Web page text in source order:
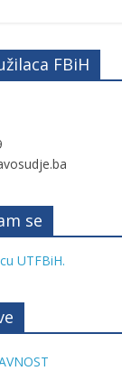
FBiH
se
UTFBiH.